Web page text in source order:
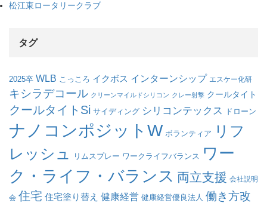
松江東ロータリークラブ
タグ
2025卒 WLB こっころ イクボス インターンシップ エスケー化研
キシラデコール クリーンマイルドシリコン クレー射撃 クールタイト
クールタイトSi サイディング シリコンテックス ドローン
ナノコンポジットW ボランティア
リフ
レッシュ
リムスプレー ワークライフバランス ワー
ク・ライフ・バランス 両立支援 会社説明
会 住宅 住宅塗り替え 健康経営 健康経営優良法人 働き方改